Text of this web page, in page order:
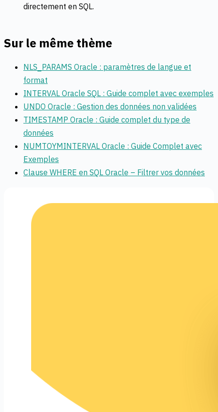
directement en SQL.
Sur le même thème
NLS_PARAMS Oracle : paramètres de langue et
format
INTERVAL Oracle SQL : Guide complet avec exemples
UNDO Oracle : Gestion des données non validées
TIMESTAMP Oracle : Guide complet du type de
données
NUMTOYMINTERVAL Oracle : Guide Complet avec
Exemples
Clause WHERE en SQL Oracle – Filtrer vos données